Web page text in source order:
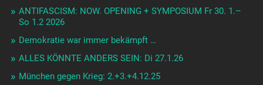
ANTIFASCISM: NOW. OPENING + SYMPOSIUM Fr 30. 1.–
So 1.2 2026
Demokratie war immer bekämpft …
ALLES KÖNNTE ANDERS SEIN: Di 27.1.26
München gegen Krieg: 2.+3.+4.12.25